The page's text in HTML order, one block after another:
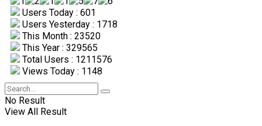
Users Today : 601
Users Yesterday : 1718
This Month : 23520
This Year : 329565
Total Users : 1211576
Views Today : 1148
No Result
View All Result